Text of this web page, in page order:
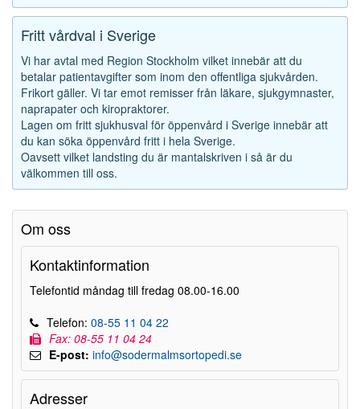
Fritt vårdval i Sverige
Vi har avtal med Region Stockholm vilket innebär att du
betalar patientavgifter som inom den offentliga sjukvården.
Frikort gäller. Vi tar emot remisser från läkare, sjukgymnaster,
naprapater och kiropraktorer.
Lagen om fritt sjukhusval för öppenvård i Sverige innebär att
du kan söka öppenvård fritt i hela Sverige.
Oavsett vilket landsting du är mantalskriven i så är du
välkommen till oss.
Om oss
Kontaktinformation
Telefontid måndag till fredag 08.00-16.00
Telefon: 08-55 11 04 22
Fax: 08-55 11 04 24
E-post: info@sodermalmsortopedi.se
Adresser